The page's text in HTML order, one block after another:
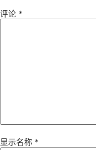
评论 *
显示名称 *